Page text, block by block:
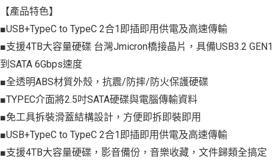
【產品特色】
■USB+TypeC to TypeC 2合1即插即用供電及高速傳輸
■支援4TB大容量硬碟 台灣Jmicron橋接晶片，具備USB3.2 GEN1
到SATA 6Gbps速度
■全透明ABS材質外殼，抗震/防摔/防火保護硬碟
■TYPEC介面將2.5吋SATA硬碟與電腦傳輸資料
■免工具拆裝滑蓋結構設計，方便即拆即裝即用
■USB+TypeC to TypeC 2合1即插即用供電及高速傳輸
■支援4TB大容量硬碟，影音備份，音樂收藏，文件歸類全搞定